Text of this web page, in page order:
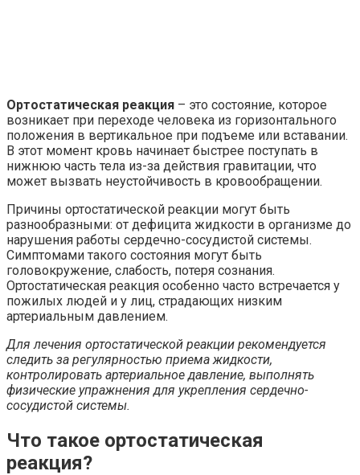
Ортостатическая реакция – это состояние, которое
возникает при переходе человека из горизонтального
положения в вертикальное при подъеме или вставании.
В этот момент кровь начинает быстрее поступать в
нижнюю часть тела из-за действия гравитации, что
может вызвать неустойчивость в кровообращении.
Причины ортостатической реакции могут быть
разнообразными: от дефицита жидкости в организме до
нарушения работы сердечно-сосудистой системы.
Симптомами такого состояния могут быть
головокружение, слабость, потеря сознания.
Ортостатическая реакция особенно часто встречается у
пожилых людей и у лиц, страдающих низким
артериальным давлением.
Для лечения ортостатической реакции рекомендуется
следить за регулярностью приема жидкости,
контролировать артериальное давление, выполнять
физические упражнения для укрепления сердечно-
сосудистой системы.
Что такое ортостатическая
реакция?